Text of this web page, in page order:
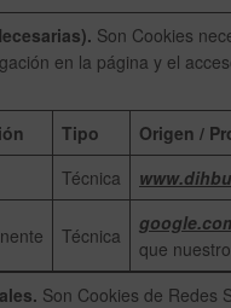
Son Cookies
en la página y el
Tipo
Origen /
Técnica
Técnica
que
Son Cookies de Redes